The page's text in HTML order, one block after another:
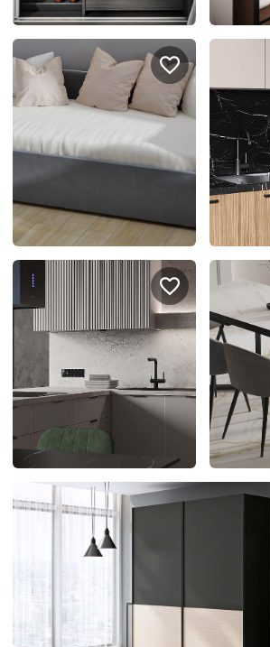
Замер помещения
Кредит и рассрочка
Сборка и установка
Гарантии
Подключение техники
Способы оплаты
Корпоративным клиентам
Рассрочка онлайн
Кухни
Цены
Блог
Салоны
О
Отзывы
Москва и МО
Санкт-Петербург
Казань
Нижний Новгород
Правовая информация